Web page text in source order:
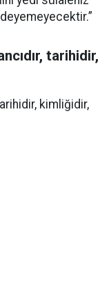
tarihidir,